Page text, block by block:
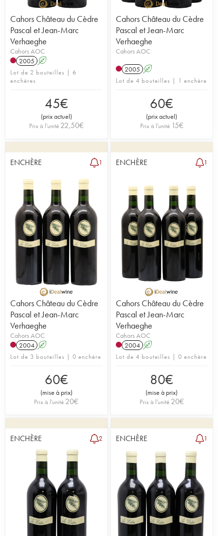
Cahors Château du Cèdre
Pascal et Jean-Marc
Verhaeghe
Cahors AOC
2005 A
Lot de 2 bouteilles | 6
enchères
45€
(prix actuel)
Prix à l'unité 22,50€
Cahors Château du Cèdre
Pascal et Jean-Marc
Verhaeghe
Cahors AOC
2005 A
Lot de 4 bouteilles | 1 enchère
60€
(prix actuel)
Prix à l'unité 15€
ENCHÈRE 1
Cahors Château du Cèdre
Pascal et Jean-Marc
Verhaeghe
Cahors AOC
2004 A
Lot de 3 bouteilles | 0 enchère
60€
(mise à prix)
Prix à l'unité 20€
ENCHÈRE 1
Cahors Château du Cèdre
Pascal et Jean-Marc
Verhaeghe
Cahors AOC
2004 A
Lot de 4 bouteilles | 0 enchère
80€
(mise à prix)
Prix à l'unité 20€
ENCHÈRE 2 ENCHÈRE 1